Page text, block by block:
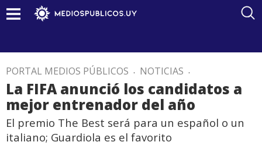
PORTAL MEDIOS PÚBLICOS . NOTICIAS .
La FIFA anunció los candidatos a
mejor entrenador del año
El premio The Best será para un español o un
italiano; Guardiola es el favorito